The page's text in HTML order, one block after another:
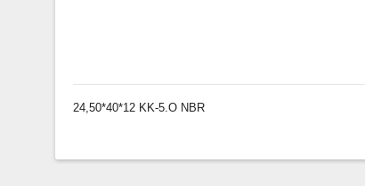
24,50*40*12 KK-5.O NBR